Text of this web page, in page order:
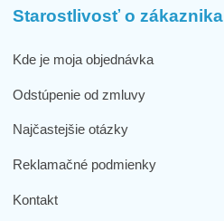
Starostlivosť o zákaznika
Kde je moja objednávka
Odstúpenie od zmluvy
Najčastejšie otázky
Reklamačné podmienky
Kontakt